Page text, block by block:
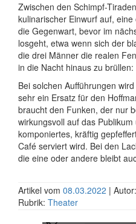
Zwischen den Schimpf-
kulinarischer Einwurf auf,
die Gegenwart, bevor im
losgeht, etwa wenn sich der
die drei Männer die realen
in die Nacht hinaus zu
Bei solchen Aufführungen
sehr ein Ersatz für den
braucht den Funken, der nur
wirkungsvoll auf das
komponiertes, kräftig
Café serviert wird. Bei den
die eine oder andere bleibt
Artikel vom 08.03.2022 |
Rubrik: Theater